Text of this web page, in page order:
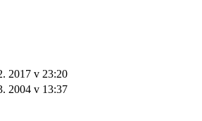
2017 v 23:20
2004 v 13:37